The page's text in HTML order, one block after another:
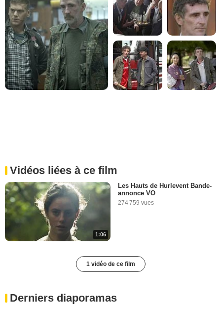
Vidéos liées à ce film
1:06
Les Hauts de Hurlevent Bande-
annonce VO
274 759 vues
1 vidéo de ce film
Derniers diaporamas